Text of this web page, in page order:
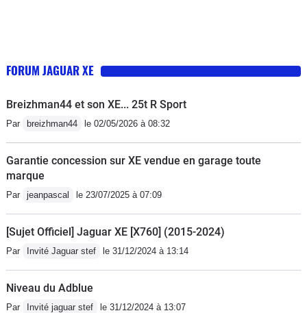
FORUM JAGUAR XE
Breizhman44 et son XE... 25t R Sport
Par breizhman44 le 02/05/2026 à 08:32
Garantie concession sur XE vendue en garage toute
marque
Par jeanpascal le 23/07/2025 à 07:09
[Sujet Officiel] Jaguar XE [X760] (2015-2024)
Par Invité Jaguar stef le 31/12/2024 à 13:14
Niveau du Adblue
Par Invité jaguar stef le 31/12/2024 à 13:07